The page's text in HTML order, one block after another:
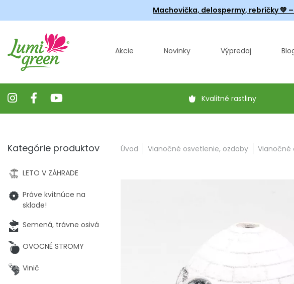
Machovička, delospermy, rebríčky💚
Akcie Novinky Výpredaj
Kvalitné rastliny
Úvod Vianočné osvetlenie, ozdoby Vianočné
Kategórie produktov
LETO V ZÁHRADE
Práve kvitnúce na
sklade!
Semená, trávne osivá
OVOCNÉ STROMY
Vinič